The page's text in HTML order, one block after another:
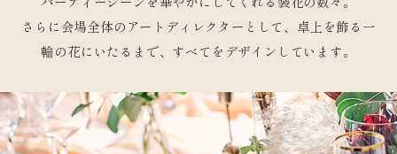
さらに会場全体のアートディレクターとして、 卓上を飾る一
輪の花にいたるまで、 すべてをデザインしています。